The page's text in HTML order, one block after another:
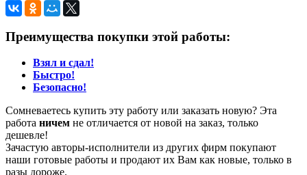
Преимущества покупки этой работы:
Взял и сдал!
Быстро!
Безопасно!
Сомневаетесь купить эту работу или заказать новую? Эта
работа ничем не отличается от новой на заказ, только
дешевле!
Зачастую авторы-исполнители из других фирм покупают
наши готовые работы и продают их Вам как новые, только в
разы дороже.